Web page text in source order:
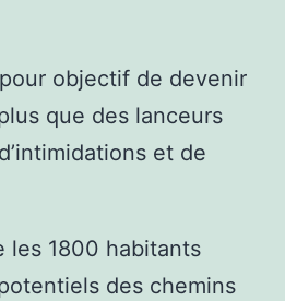
pour objectif de devenir
que des lanceurs
et de
les 1800 habitants
des chemins